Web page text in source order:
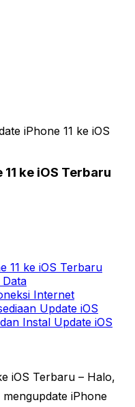
iPhone 11 ke iOS
ke iOS Terbaru
11 ke iOS Terbaru
Internet
Update iOS
Instal Update iOS
iOS Terbaru – Halo,
iPhone